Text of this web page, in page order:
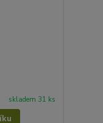
skladem 31 ks